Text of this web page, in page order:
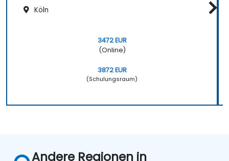
Köln
3472 EUR
(Online)
3872 EUR
(Schulungsraum)
Andere Regionen in